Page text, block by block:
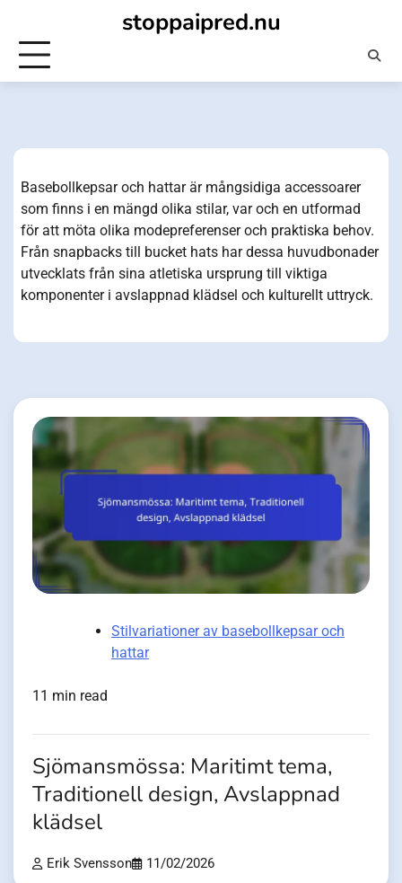
content
stoppaipred.nu
Basebollkepsar och hattar är mångsidiga accessoarer
som finns i en mängd olika stilar, var och en utformad
för att möta olika modepreferenser och praktiska behov.
Från snapbacks till bucket hats har dessa huvudbonader
utvecklats från sina atletiska ursprung till viktiga
komponenter i avslappnad klädsel och kulturellt uttryck.
Stilvariationer av basebollkepsar och
hattar
11 min read
Sjömansmössa: Maritimt tema,
Traditionell design, Avslappnad
klädsel
Erik Svensson 11/02/2026